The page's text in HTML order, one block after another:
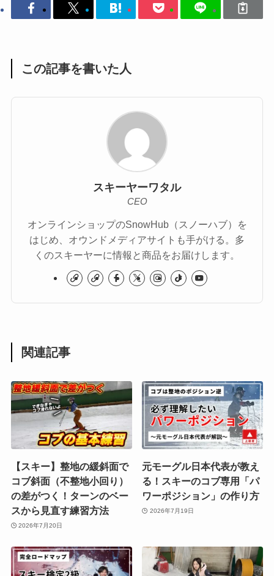
この記事を書いた人
スキーヤーワタル
CEO
オンラインショップのSnowHub（スノーハブ）を
はじめ、オウンドメディアサイトも手がける。多
くのスキーヤーに情報と商品をお届けします。
関連記事
【スキー】整地の緩斜面で
コブ斜面（不整地小回り）
の差がつく！ターンのベー
スから見直す練習方法
2026年7月20日
元モーグル日本代表が教え
る！スキーのコブ専用「パ
ワーポジション」の作り方
2026年7月19日